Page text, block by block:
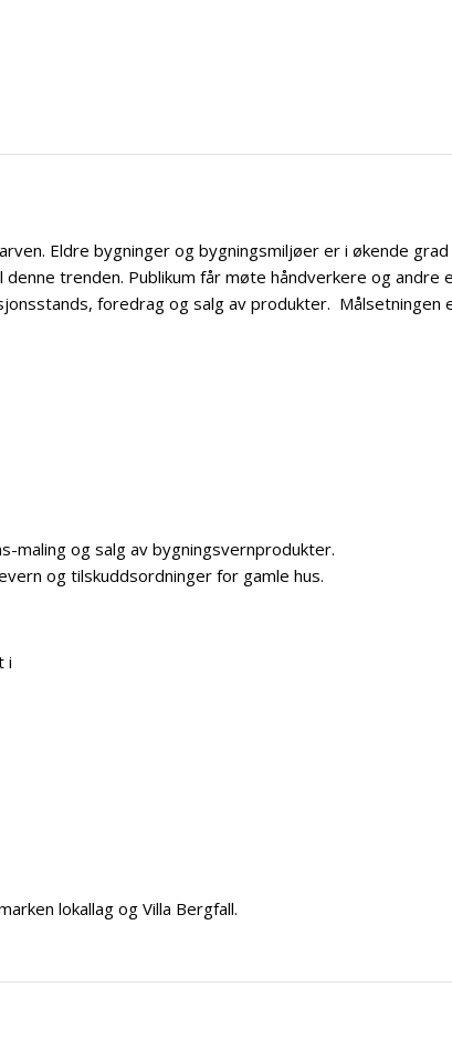
Eldre bygninger og bygningsmiljøer er i økende
trenden. Publikum får møte håndverkere og andre
foredrag og salg av produkter. Målsetningen
maling og salg av bygningsvernprodukter.
og tilskuddsordninger for gamle hus.
i
lokallag og Villa Bergfall.